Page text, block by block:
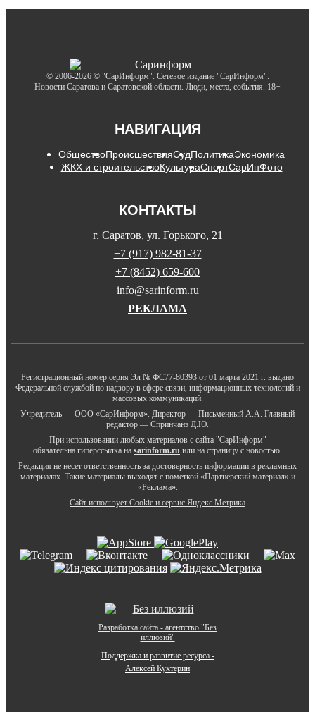
© 2006-2026 © "СарИнформ". Сетевое издание "СарИнформ".
Новости Саратова и Саратовской области. Люди, места, события. 18+
НАВИГАЦИЯ
ОбществоПроисшествияСудПолитикаЭкономика
ЖКХ и строительствоКультураСпортСарИнФото
КОНТАКТЫ
г. Саратов, ул. Горького, 21
+7 (917) 982-81-37
+7 (8452) 659-600
info@sarinform.ru
РЕКЛАМА
Регистрационный номер серия Эл № ФС77-80393 от 01 марта 2021 г. выдано
Федеральной службой по надзору в сфере связи, информационных технологий и
массовых коммуникаций.
Учредитель — ООО «СарИнформ». Директор — Письменный А.А. Главный
редактор — Спринчанэ Д.Ю.
При использовании любых материалов с сайта "СарИнформ"
обязательна гиперссылка на sarinform.ru или на страницу с новостью.
Редакция не несет ответственность за достоверность информации в рекламных
материалах. Такие материалы выходят с пометкой «Партнёрский материал» и
«Реклама».
Сайт использует Cookie и сервиc Яндекс.Метрика
Разработка сайта - агентство "Без
иллюзий"
Поддержка и развитие ресурса -
Алексей Кухтерин